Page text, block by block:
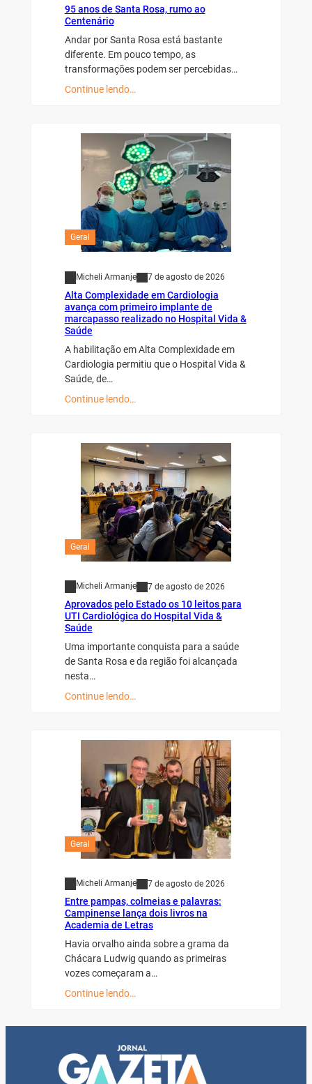
95 anos de Santa Rosa, rumo ao
Centenário
Andar por Santa Rosa está bastante
diferente. Em pouco tempo, as
transformações podem ser percebidas…
Continue lendo…
Geral
Micheli Armanje 7 de agosto de 2026
Alta Complexidade em Cardiologia
avança com primeiro implante de
marcapasso realizado no Hospital Vida &
Saúde
A habilitação em Alta Complexidade em
Cardiologia permitiu que o Hospital Vida &
Saúde, de…
Continue lendo…
Geral
Micheli Armanje 7 de agosto de 2026
Aprovados pelo Estado os 10 leitos para
UTI Cardiológica do Hospital Vida &
Saúde
Uma importante conquista para a saúde
de Santa Rosa e da região foi alcançada
nesta…
Continue lendo…
Geral
Micheli Armanje 7 de agosto de 2026
Entre pampas, colmeias e palavras:
Campinense lança dois livros na
Academia de Letras
Havia orvalho ainda sobre a grama da
Chácara Ludwig quando as primeiras
vozes começaram a…
Continue lendo…